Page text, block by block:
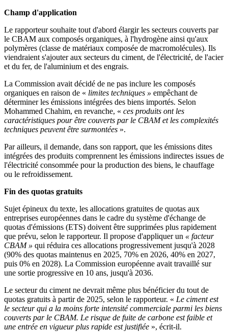
Champ d'application
Le rapporteur souhaite tout d'abord élargir les secteurs couverts par
le CBAM aux composés organiques, à l'hydrogène ainsi qu'aux
polymères (classe de matériaux composée de macromolécules). Ils
viendraient s'ajouter aux secteurs du ciment, de l'électricité, de l'acier
et du fer, de l'aluminium et des engrais.
La Commission avait décidé de ne pas inclure les composés
organiques en raison de « limites techniques » empêchant de
déterminer les émissions intégrées des biens importés. Selon
Mohammed Chahim, en revanche, « ces produits ont les
caractéristiques pour être couverts par le CBAM et les complexités
techniques peuvent être surmontées ».
Par ailleurs, il demande, dans son rapport, que les émissions dites
intégrées des produits comprennent les émissions indirectes issues de
l'électricité consommée pour la production des biens, le chauffage
ou le refroidissement.
Fin des quotas gratuits
Sujet épineux du texte, les allocations gratuites de quotas aux
entreprises européennes dans le cadre du système d'échange de
quotas d'émissions (ETS) doivent être supprimées plus rapidement
que prévu, selon le rapporteur. Il propose d'appliquer un « facteur
CBAM » qui réduira ces allocations progressivement jusqu'à 2028
(90% des quotas maintenus en 2025, 70% en 2026, 40% en 2027,
puis 0% en 2028). La Commission européenne avait travaillé sur
une sortie progressive en 10 ans, jusqu'à 2036.
Le secteur du ciment ne devrait même plus bénéficier du tout de
quotas gratuits à partir de 2025, selon le rapporteur. « Le ciment est
le secteur qui a la moins forte intensité commerciale parmi les biens
couverts par le CBAM. Le risque de fuite de carbone est faible et
une entrée en vigueur plus rapide est justifiée », écrit-il.